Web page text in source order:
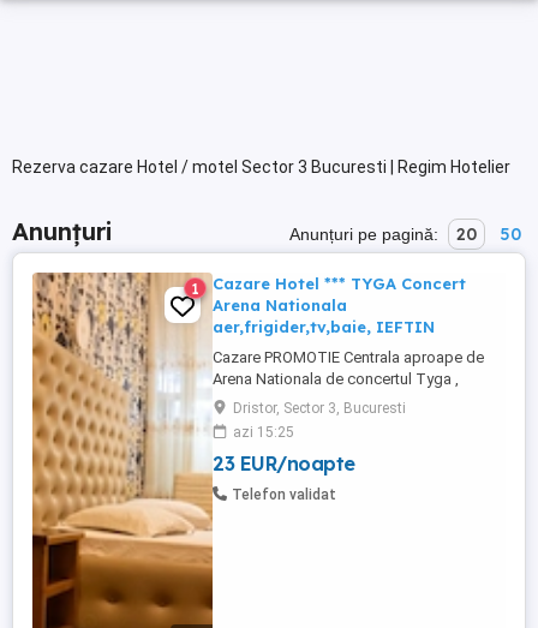
Rezerva cazare Hotel / motel Sector 3 Bucuresti | Regim Hotelier
Anunțuri Anunțuri pe pagină: 20 50
1
Cazare Hotel *** TYGA Concert
Arena Nationala
aer,frigider,tv,baie, IEFTIN
Cazare PROMOTIE Centrala aproape de
Arena Nationala de concertul Tyga ,
sickick , Lia Manoliu , Bucuresti ! Sunati
acum si rezervati pana nu se epuizeaza !
Dristor, Sector 3, Bucuresti
azi 15:25
23 EUR/noapte
Telefon validat